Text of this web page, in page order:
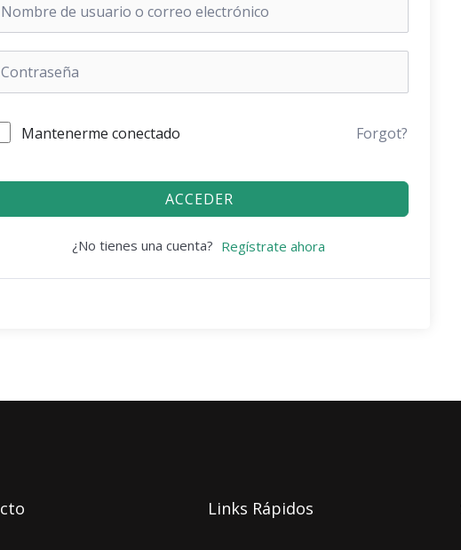
Mantenerme conectado Forgot?
ACCEDER
¿No tienes una cuenta? Regístrate ahora
Links Rápidos